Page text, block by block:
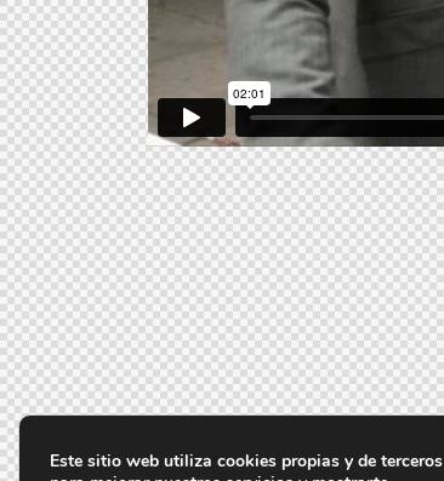
Este sitio web utiliza cookies propias y de terceros